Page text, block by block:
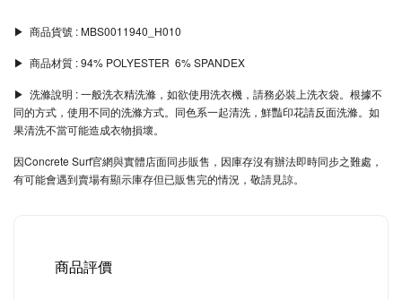
▶︎ 商品貨號 : MBS0011940_H010
▶︎ 商品材質 : 94% POLYESTER 6% SPANDEX
▶︎ 洗滌說明 : 一般洗衣精洗滌，如欲使用洗衣機，請務必裝上洗衣袋。根據不
同的方式，使用不同的洗滌方式。同色系一起清洗，鮮豔印花請反面洗滌。如
果清洗不當可能造成衣物損壞。
因Concrete Surf官網與實體店面同步販售，因庫存沒有辦法即時同步之難處，
有可能會遇到賣場有顯示庫存但已販售完的情況，敬請見諒。
商品評價